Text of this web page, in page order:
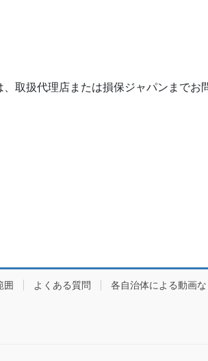
取扱代理店または損保ジャパンまでお
囲 よくある質問 各自治体による動画